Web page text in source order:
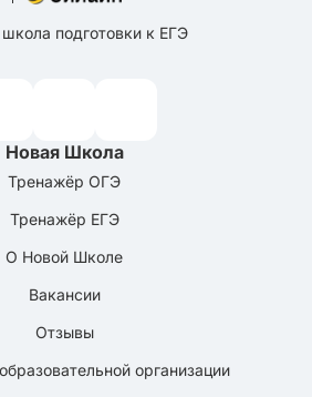
подготовки к ЕГЭ
Новая Школа
Тренажёр ОГЭ
Тренажёр ЕГЭ
О Новой Школе
Вакансии
Отзывы
организации